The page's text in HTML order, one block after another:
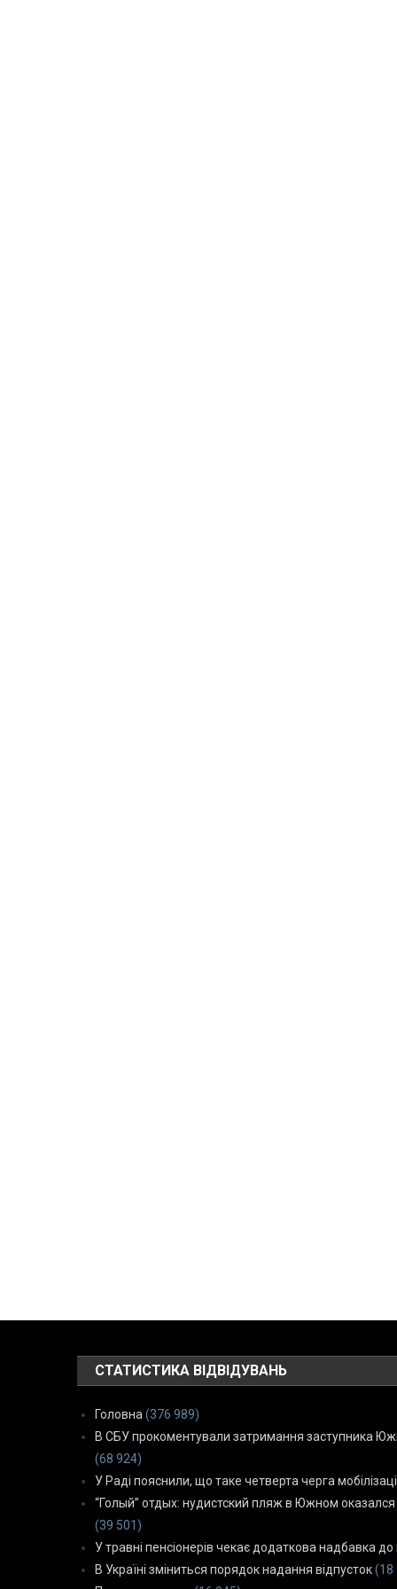
СТАТИСТИКА ВІДВІДУВАНЬ
Головна (376 989)
В СБУ прокоментували затримання заступника
(68 924)
У Раді пояснили, що таке четверта черга
“Голый” отдых: нудистский пляж в Южном
(39 501)
У травні пенсіонерів чекає додаткова надбавка до
В Україні зміниться порядок надання відпусток (18